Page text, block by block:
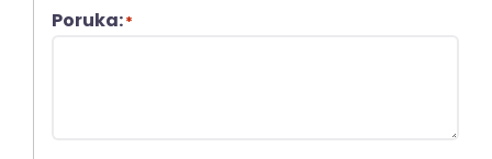
Poruka:*